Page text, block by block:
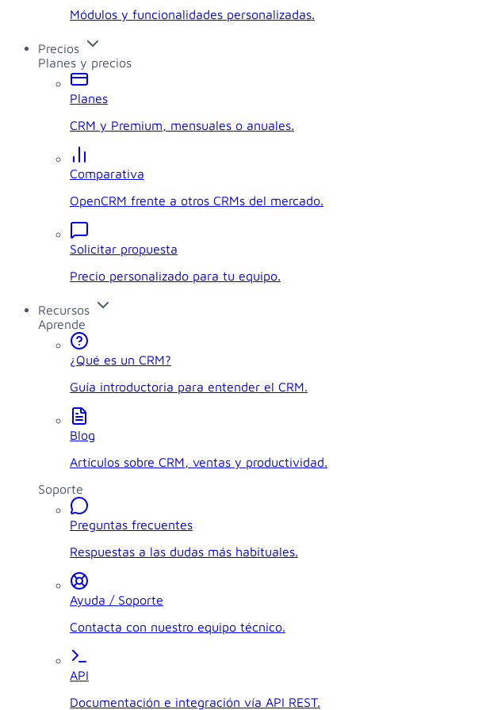
Módulos y funcionalidades personalizadas.
Precios
Planes y precios
Planes
CRM y Premium, mensuales o anuales.
Comparativa
OpenCRM frente a otros CRMs del mercado.
Solicitar propuesta
Precio personalizado para tu equipo.
Recursos
Aprende
¿Qué es un CRM?
Guía introductoria para entender el CRM.
Blog
Artículos sobre CRM, ventas y productividad.
Soporte
Preguntas frecuentes
Respuestas a las dudas más habituales.
Ayuda / Soporte
Contacta con nuestro equipo técnico.
API
Documentación e integración vía API REST.